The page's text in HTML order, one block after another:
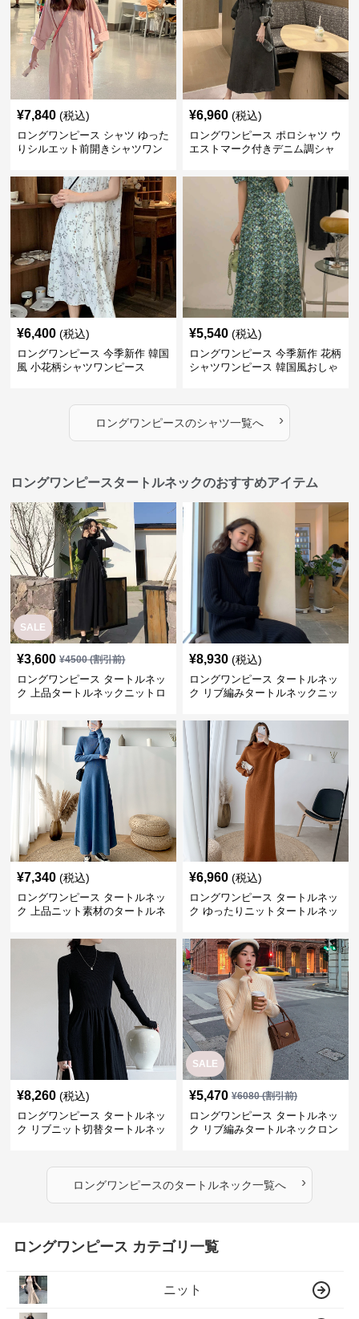
¥7,840 (税込)
ロングワンピース シャツ ゆった
りシルエット前開きシャツワン
¥6,960 (税込)
ロングワンピース ポロシャツ ウ
エストマーク付きデニム調シャ
¥6,400 (税込)
ロングワンピース 今季新作 韓国
風 小花柄シャツワンピース
¥5,540 (税込)
ロングワンピース 今季新作 花柄
シャツワンピース 韓国風おしゃ
ロングワンピースのシャツ一覧へ ›
ロングワンピースタートルネックのおすすめアイテム
SALE
¥3,600 ¥4500(割引前)
ロングワンピース タートルネッ
ク 上品タートルネックニットロ
¥8,930 (税込)
ロングワンピース タートルネッ
ク リブ編みタートルネックニッ
¥7,340 (税込)
ロングワンピース タートルネッ
ク 上品ニット素材のタートルネ
¥6,960 (税込)
ロングワンピース タートルネッ
ク ゆったりニットタートルネッ
¥8,260 (税込)
ロングワンピース タートルネッ
ク リブニット切替タートルネッ
SALE
¥5,470 ¥6080(割引前)
ロングワンピース タートルネッ
ク リブ編みタートルネックロン
ロングワンピースのタートルネック一覧へ ›
ロングワンピース カテゴリ一覧
ニット